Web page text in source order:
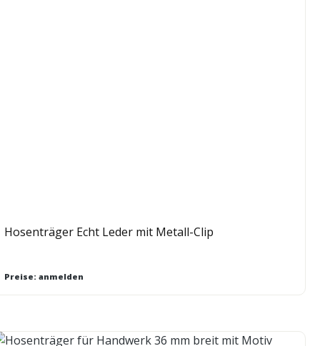
Hosenträger Echt Leder mit Metall-Clip
Preise: anmelden